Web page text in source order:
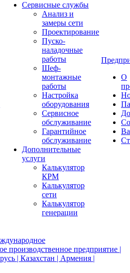
Сервисные службы
Анализ и
замеры сети
Проектирование
Пуско-
наладочные
работы
Шеф-
монтажные
работы
Настройка
оборудования
Сервисное
обслуживание
Гарантийное
обслуживание
Дополнительные
услуги
Калькулятор
КРМ
Калькулятор
сети
Калькулятор
генерации
О